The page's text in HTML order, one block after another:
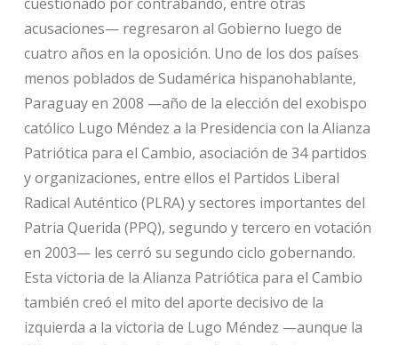
acusaciones— regresaron al Gobierno luego de
cuatro años en la oposición. Uno de los dos países
menos poblados de Sudamérica hispanohablante,
Paraguay en 2008 —año de la elección del exobispo
católico Lugo Méndez a la Presidencia con la Alianza
Patriótica para el Cambio, asociación de 34 partidos
y organizaciones, entre ellos el Partidos Liberal
Radical Auténtico (PLRA) y sectores importantes del
Patria Querida (PPQ), segundo y tercero en votación
en 2003— les cerró su segundo ciclo gobernando.
Esta victoria de la Alianza Patriótica para el Cambio
también creó el mito del aporte decisivo de la
izquierda a la victoria de Lugo Méndez —aunque la